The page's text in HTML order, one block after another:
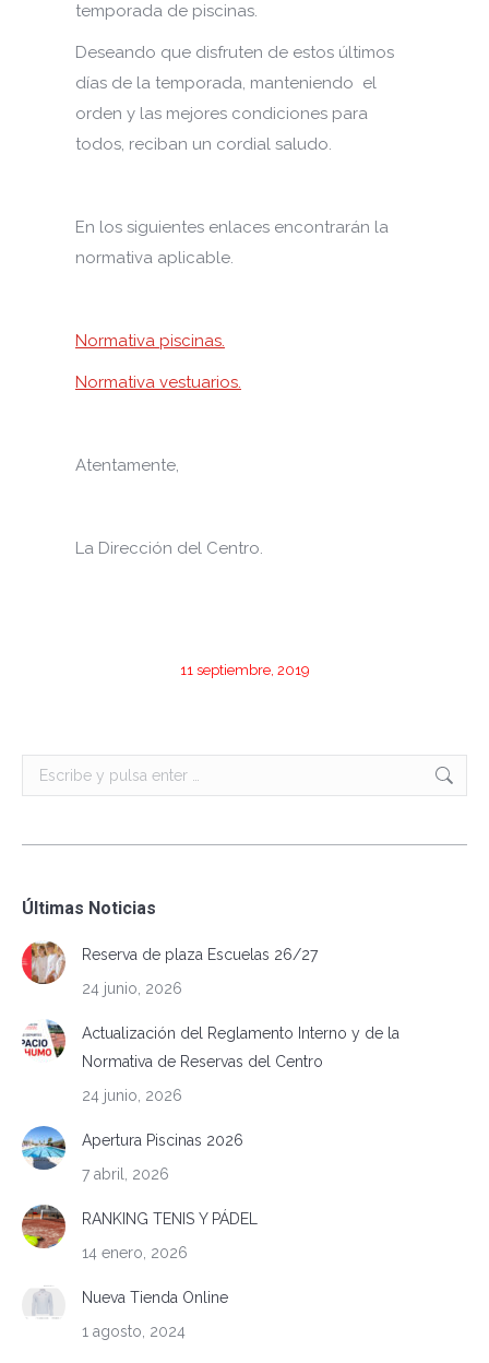
temporada de piscinas.
Deseando que disfruten de estos últimos
días de la temporada, manteniendo el
orden y las mejores condiciones para
todos, reciban un cordial saludo.
En los siguientes enlaces encontrarán la
normativa aplicable.
Normativa piscinas.
Normativa vestuarios.
Atentamente,
La Dirección del Centro.
11 septiembre, 2019
Buscar:
Últimas Noticias
Reserva de plaza Escuelas 26/27
24 junio, 2026
Actualización del Reglamento Interno y de la
Normativa de Reservas del Centro
24 junio, 2026
Apertura Piscinas 2026
7 abril, 2026
RANKING TENIS Y PÁDEL
14 enero, 2026
Nueva Tienda Online
1 agosto, 2024